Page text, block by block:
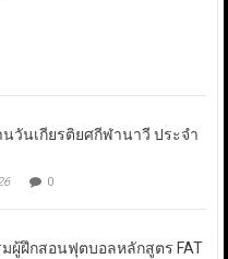
นวันเกียรติยศกีฬานาวี ประจำ
0
มผู้ฝึกสอนฟุตบอลหลักสูตร FAT